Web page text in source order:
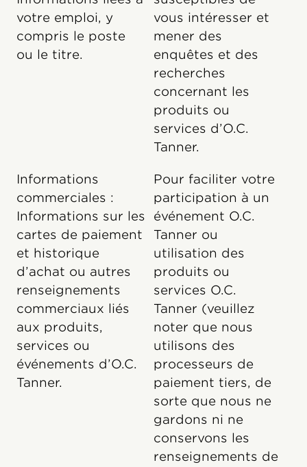
votre emploi, y
compris le poste
ou le titre.
vous intéresser et
mener des
enquêtes et des
recherches
concernant les
produits ou
services d’O.C.
Tanner.
Informations
commerciales :
Informations sur les
cartes de paiement
et historique
d’achat ou autres
renseignements
commerciaux liés
aux produits,
services ou
événements d’O.C.
Tanner.
Pour faciliter votre
participation à un
événement O.C.
Tanner ou
utilisation des
produits ou
services O.C.
Tanner (veuillez
noter que nous
utilisons des
processeurs de
paiement tiers, de
sorte que nous ne
gardons ni ne
conservons les
renseignements de